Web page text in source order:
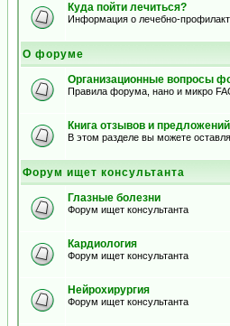
Куда пойти лечиться?
Информация о лечебно-
О форуме
Организационные вопросы
Правила форума, нано и микро
Книга отзывов и предложений
В этом разделе вы можете
Форум ищет консультанта
Глазные болезни
Форум ищет консультанта
Кардиология
Форум ищет консультанта
Нейрохирургия
Форум ищет консультанта